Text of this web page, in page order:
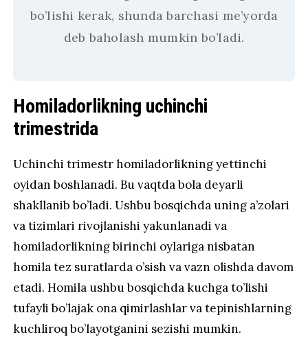
bo’lishi kerak, shunda barchasi me’yorda
deb baholash mumkin bo’ladi.
Homiladorlikning uchinchi
trimestrida
Uchinchi trimestr homiladorlikning yettinchi
oyidan boshlanadi. Bu vaqtda bola deyarli
shakllanib bo’ladi. Ushbu bosqichda uning a’zolari
va tizimlari rivojlanishi yakunlanadi va
homiladorlikning birinchi oylariga nisbatan
homila tez suratlarda o’sish va vazn olishda davom
etadi. Homila ushbu bosqichda kuchga to’lishi
tufayli bo’lajak ona qimirlashlar va tepinishlarning
kuchliroq bo’layotganini sezishi mumkin.